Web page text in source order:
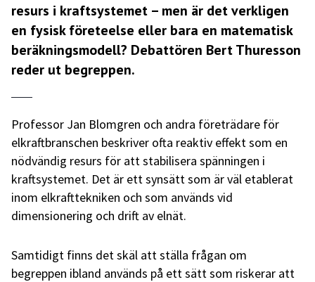
resurs i kraftsystemet – men är det verkligen
en fysisk företeelse eller bara en matematisk
beräkningsmodell? Debattören Bert Thuresson
reder ut begreppen.
Professor Jan Blomgren och andra företrädare för
elkraftbranschen beskriver ofta reaktiv effekt som en
nödvändig resurs för att stabilisera spänningen i
kraftsystemet. Det är ett synsätt som är väl etablerat
inom elkrafttekniken och som används vid
dimensionering och drift av elnät.
Samtidigt finns det skäl att ställa frågan om
begreppen ibland används på ett sätt som riskerar att